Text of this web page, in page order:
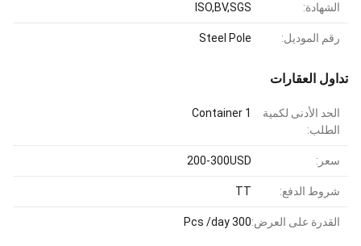
الشهادة: ISO,BV,SGS
رقم الموديل: Steel Pole
تداول العقارات
الحد الأدنى لكمية
الطلب:
1 Container
سعر: 200-300USD
شروط الدفع: TT
القدرة على العرض:300 Pcs /day